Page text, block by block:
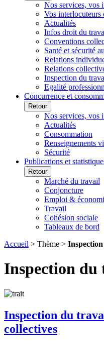
Nos services, vos
Vos interlocuteurs
Actualités
Infos droit du
Conventions
Santé et sécurité
Relations
Relations
Inspection du
Egalité
Concurrence et
Retour
Nos services, vos
Actualités
Consommation
Renseignements
Sécurité
Publications et
Retour
Marché du travail
Conjoncture
Emploi &
Travail
Cohésion sociale
Tableaux de bord
Accueil > Thème >
Inspection
Inspection du
collectives